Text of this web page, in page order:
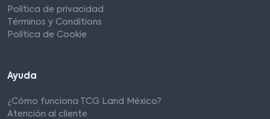
Política de privacidad
Términos y Conditions
Política de Cookie
Ayuda
¿Cómo funciona TCG Land México?
Atención al cliente